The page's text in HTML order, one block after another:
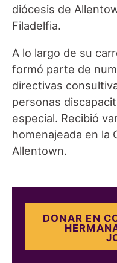
diócesis de
Filadelfia.
A lo largo de su
formó parte de
directivas
personas
especial. Recibió
homenajeada en la
Allentown.
DONAR EN